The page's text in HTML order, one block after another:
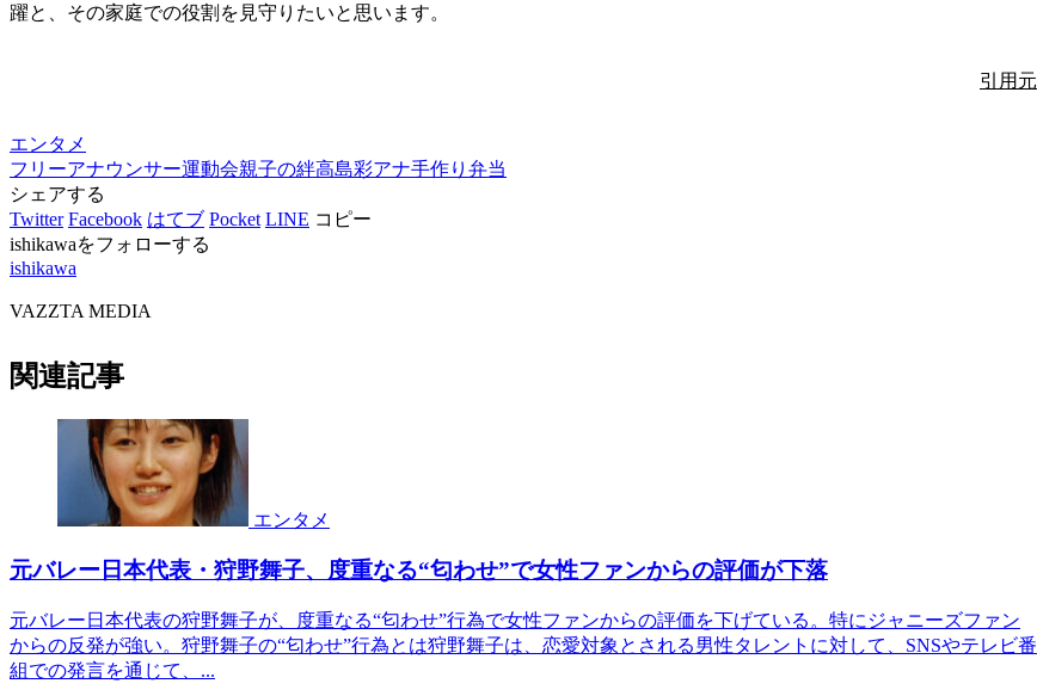
躍と、その家庭での役割を見守りたいと思います。
引用元
エンタメ
フリーアナウンサー運動会親子の絆高島彩アナ手作り弁当
シェアする
Twitter Facebook はてブ Pocket LINE コピー
ishikawaをフォローする
ishikawa
VAZZTA MEDIA
関連記事
エンタメ
元バレー日本代表・狩野舞子、度重なる“匂わせ”で女性ファンからの評価が下落
元バレー日本代表の狩野舞子が、度重なる“匂わせ”行為で女性ファンからの評価を下げている。特にジャニーズファン
からの反発が強い。狩野舞子の“匂わせ”行為とは狩野舞子は、恋愛対象とされる男性タレントに対して、SNSやテレビ番
組での発言を通じて、...